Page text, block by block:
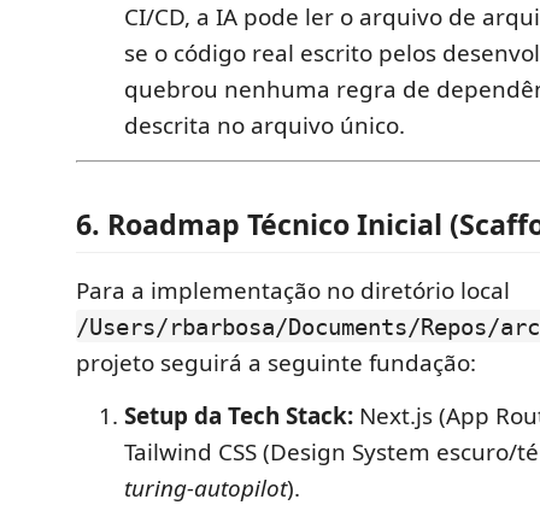
CI/CD, a IA pode ler o arquivo de
se o código real escrito pelos
quebrou nenhuma regra de
descrita no arquivo único.
6. Roadmap Técnico Inicial
Para a implementação no diretório local
/Users/rbarbosa/Documents/Repos/
projeto seguirá a seguinte fundação:
Setup da Tech Stack: Next.js (App
Tailwind CSS (Design System escuro/
turing-autopilot).